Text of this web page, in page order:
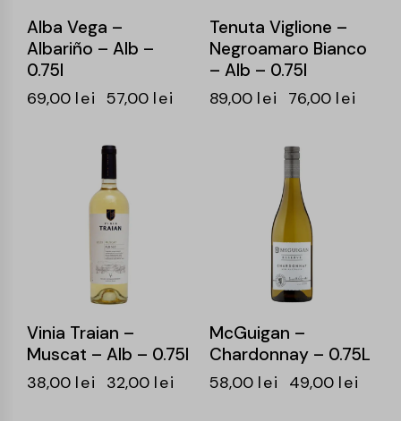
Alba Vega –
Albariño – Alb –
0.75l
69,00 lei 57,00 lei
Tenuta Viglione –
Negroamaro Bianco
– Alb – 0.75l
89,00 lei 76,00 lei
Vinia Traian –
Muscat – Alb – 0.75l
38,00 lei 32,00 lei
McGuigan –
Chardonnay – 0.75L
58,00 lei 49,00 lei